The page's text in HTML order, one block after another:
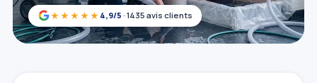
★★★★★ 4,9/5 · 1435 avis clients